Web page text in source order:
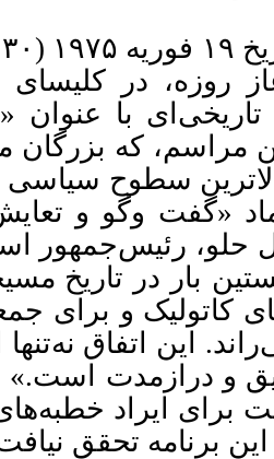
روزه، در کلیسای
با عنوان «
مراسم، که بزرگان
سطوح سیاسی
«گفت وگو و
حلو، رئیس‌جمهور
بار در تاریخ
کاتولیک و برای
این اتفاق نه‌تنها
و درازمدت است.»
برای ایراد
برنامه تحقق